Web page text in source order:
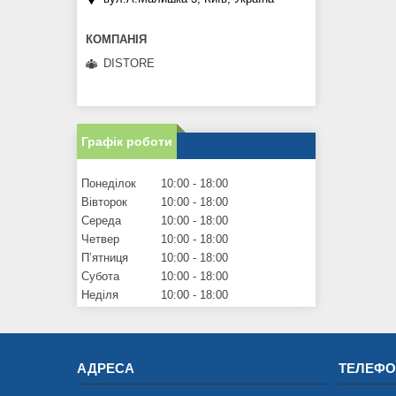
DISTORE
Графік роботи
Понеділок 10:00
18:00
Вівторок
10:00
18:00
Середа
10:00
18:00
Четвер
10:00
18:00
Пʼятниця
10:00
18:00
Субота
10:00
18:00
Неділя
10:00 18:00